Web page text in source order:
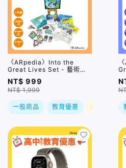
〈ARpedia〉Into the
Great Lives Set - 藝術創
作系列
NT$ 999
NT$ 1,999
一般商品 教育優惠 現折